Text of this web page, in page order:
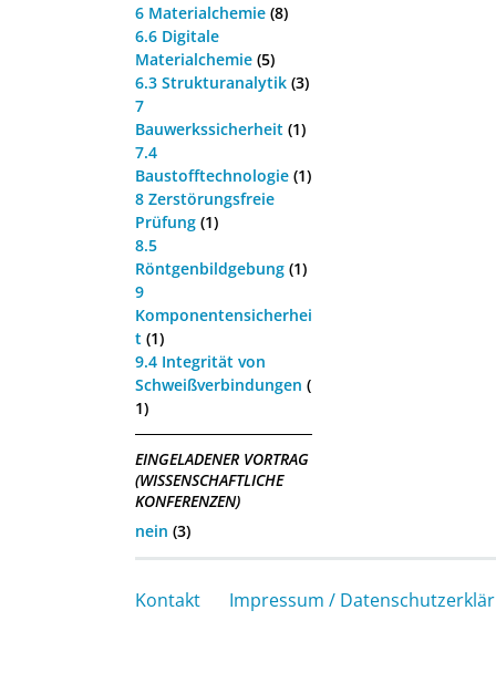
6 Materialchemie (8)
6.6 Digitale
Materialchemie (5)
6.3 Strukturanalytik (3)
7
Bauwerkssicherheit (1)
7.4
Baustofftechnologie (1)
8 Zerstörungsfreie
Prüfung (1)
8.5
Röntgenbildgebung (1)
9
Komponentensicherhei
t (1)
9.4 Integrität von
Schweißverbindungen (
1)
EINGELADENER VORTRAG
(WISSENSCHAFTLICHE
KONFERENZEN)
nein (3)
Kontakt Impressum /